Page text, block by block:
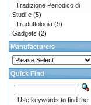
Tradizione Periodico di
Studi e (5)
Traduttologia (9)
Gadgets (2)
Manufacturers
Quick Find
Use keywords to find the